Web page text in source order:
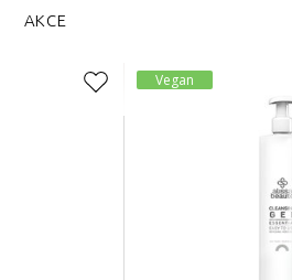
AKCE
Vegan